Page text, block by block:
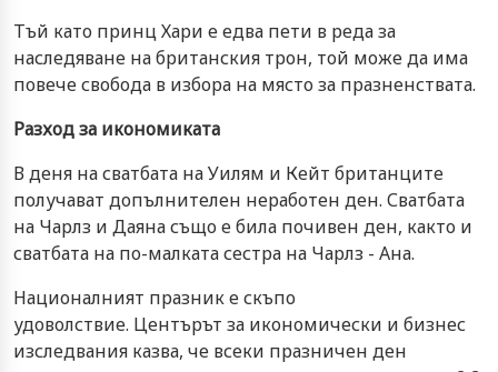
Тъй като принц Хари е едва пети в реда за
наследяване на британския трон, той може да има
повече свобода в избора на място за празненствата.
Разход за икономиката
В деня на сватбата на Уилям и Кейт британците
получават допълнителен неработен ден. Сватбата
на Чарлз и Даяна също е била почивен ден, както и
сватбата на по-малката сестра на Чарлз - Ана.
Националният празник е скъпо
удоволствие. Центърът за икономически и бизнес
изследвания казва, че всеки празничен ден